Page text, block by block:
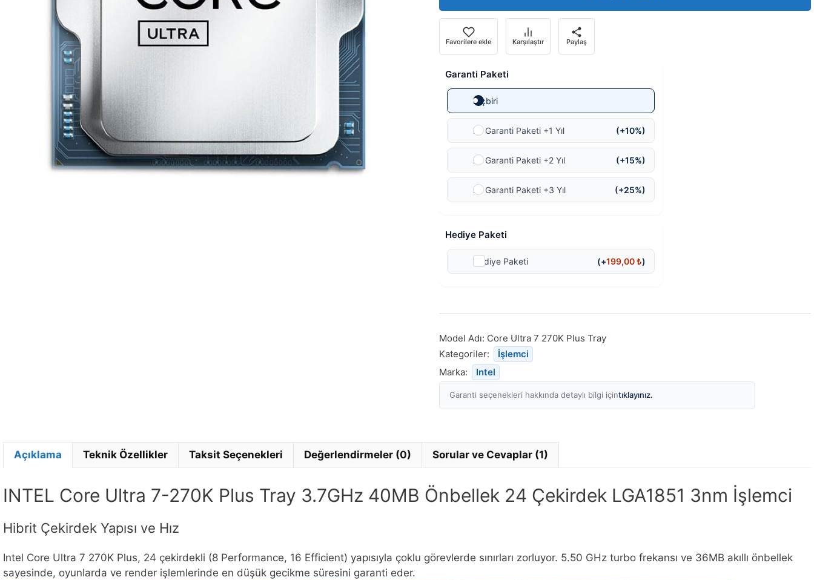
Favorilere ekle Karşılaştır Paylaş
Garanti Paketi
Hiçbiri
Ek Garanti Paketi +1 Yıl (+10%)
Ek Garanti Paketi +2 Yıl (+15%)
Ek Garanti Paketi +3 Yıl (+25%)
Hediye Paketi
Hediye Paketi (+199,00₺)
Model Adı: Core Ultra 7 270K Plus Tray
Kategoriler:
İşlemci
Marka:
Intel
Garanti seçenekleri hakkında detaylı bilgi içintıklayınız.
Açıklama Teknik Özellikler Taksit Seçenekleri Değerlendirmeler (0) Sorular ve Cevaplar (1)
INTEL Core Ultra 7-270K Plus Tray 3.7GHz 40MB Önbellek 24 Çekirdek LGA1851 3nm İşlemci
Hibrit Çekirdek Yapısı ve Hız
Intel Core Ultra 7 270K Plus, 24 çekirdekli (8 Performance, 16 Efficient) yapısıyla çoklu görevlerde sınırları zorluyor. 5.50 GHz turbo frekansı ve 36MB akıllı önbellek
sayesinde, oyunlarda ve render işlemlerinde en düşük gecikme süresini garanti eder.